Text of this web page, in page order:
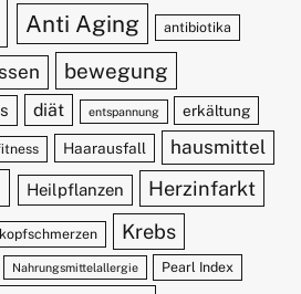
Anti Aging antibiotika
bewegung
diät entspannung erkältung
Haarausfall hausmittel
Heilpflanzen Herzinfarkt
kopfschmerzen Krebs
Nahrungsmittelallergie Pearl Index